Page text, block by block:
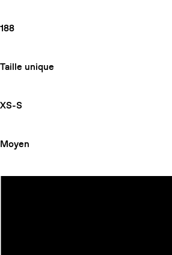
188
Taille unique
XS-S
Moyen